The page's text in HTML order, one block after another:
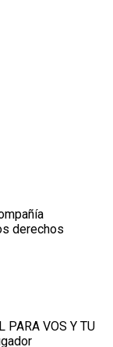
derechos
PARA VOS Y TU